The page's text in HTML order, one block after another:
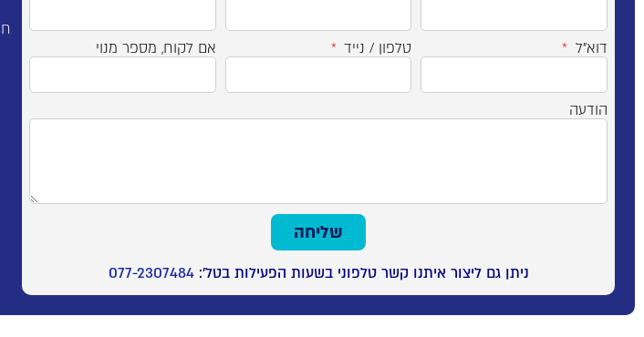
דוא"ל טלפון / נייד אם לקוח, מספר מנוי
הודעה
שליחה
ניתן גם ליצור איתנו קשר טלפוני בשעות הפעילות בטל':077-2307484